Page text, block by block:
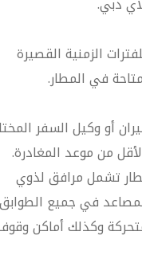
للفترات الزمنية القصيرة
في المطار.
أو وكيل السفر
تشمل مرافق لذوي
في جميع
وكذلك أماكن